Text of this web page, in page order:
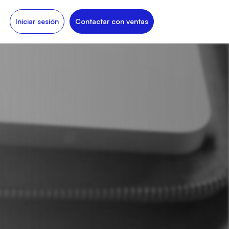
Iniciar sesión Contactar con ventas